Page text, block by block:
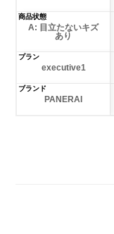
商品状態
A: 目立たないキズ
あり
プラン
executive1
ブランド
PANERAI